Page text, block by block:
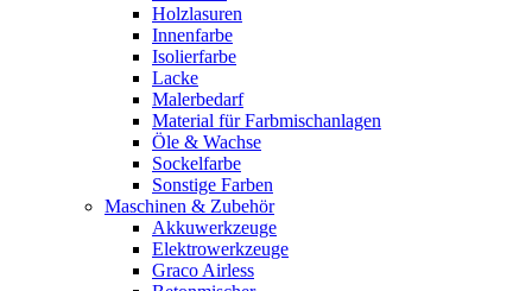
Holzlasuren
Innenfarbe
Isolierfarbe
Lacke
Malerbedarf
Material für Farbmischanlagen
Öle & Wachse
Sockelfarbe
Sonstige Farben
Maschinen & Zubehör
Akkuwerkzeuge
Elektrowerkzeuge
Graco Airless